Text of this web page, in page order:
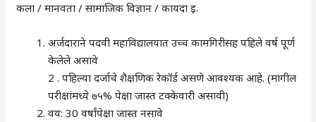
कला / मानवता / सामाजिक विज्ञान / कायदा इ.
अर्जदाराने पदवी महाविद्यालयात उच्च कामगिरीसह पहिले वर्ष पूर्ण
केलेले असावे
2 . पहिल्या दर्जाचे शैक्षणिक रेकॉर्ड असणे आवश्यक आहे. (मागील
परीक्षांमध्ये ७५% पेक्षा जास्त टक्केवारी असावी)
वय: 30 वर्षांपेक्षा जास्त नसावे